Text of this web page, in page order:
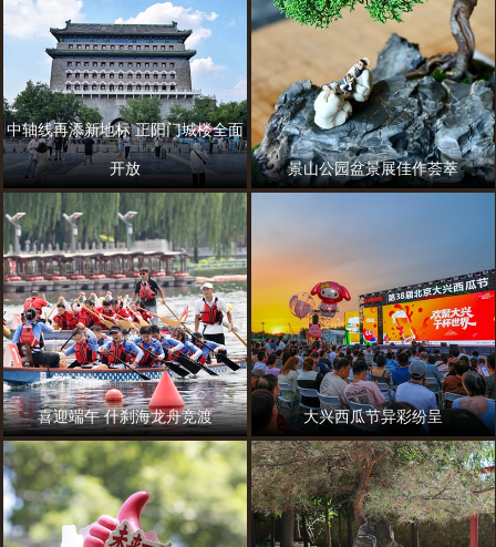
中轴线再添新地标 正阳门城楼全面
开放 景山公园盆景展佳作荟萃
喜迎端午 什刹海龙舟竞渡 大兴西瓜节异彩纷呈